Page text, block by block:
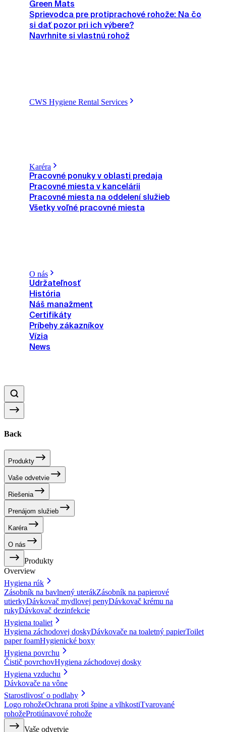
Green Mats
Sprievodca pre protiprachové rohože: Na čo
si dať pozor pri ich výbere?
Navrhnite si vlastnú rohož
CWS Hygiene Rental Services
Karéra
Pracovné ponuky v oblasti predaja
Pracovné miesta v kancelárii
Pracovné miesta na oddelení služieb
Všetky voľné pracovné miesta
O nás
Udržateľnosť
História
Náš manažment
Certifikáty
Príbehy zákazníkov
Vízia
News
Back
Produkty
Vaše odvetvie
Riešenia
Prenájom služieb
Karéra
O nás
Produkty
Overview
Hygiena rúk
Zásobník na bavlnený uterákZásobník na papierové
utierkyDávkovač mydlovej penyDávkovač krému na
rukyDávkovač dezinfekcie
Hygiena toaliet
Hygiena záchodovej doskyDávkovače na toaletný papierToilet
paper foamHygienické boxy
Hygiena povrchu
Čistič povrchovHygiena záchodovej dosky
Hygiena vzduchu
Dávkovače na vône
Starostlivosť o podlahy
Logo rohožeOchrana proti špine a vlhkostiTvarované
rohožeProtiúnavové rohože
Vaše odvetvie